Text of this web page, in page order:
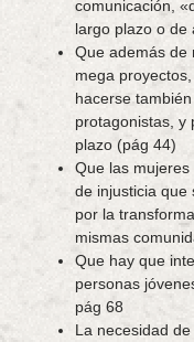
comunicación,
largo plazo o de
Que además de
mega
hacerse
protagonistas, y
plazo (pág 44)
Que las
de injusticia que
por la
mismas
Que hay que
personas
pág 68
La necesidad